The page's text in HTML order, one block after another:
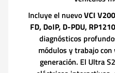
Incluye el nuevoVCI V200
FD, DoIP, D-PDU,
diagnósticos
módulos y trabajo
generación. El Ultra